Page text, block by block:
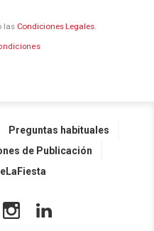
las Condiciones Legales.
Preguntas habituales
de Publicación